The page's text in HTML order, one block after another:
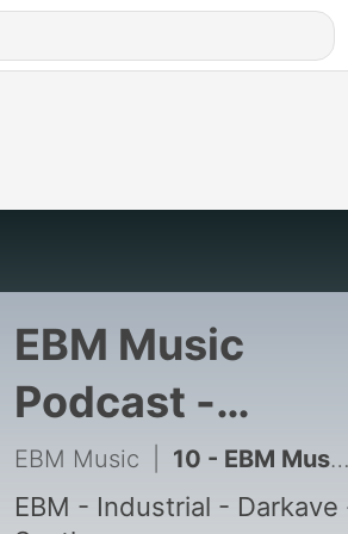
EBM Music
Podcast -
Hallgatás Online
EBM Music 10 - EBM Music EP05 - Electronic Body Music
EBM - Industrial - Darkave